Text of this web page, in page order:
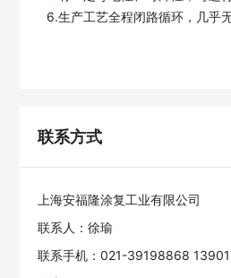
6.生产工艺全程闭路循环，几乎
联系方式
上海安福隆涂复工业有限公司
联系人：徐瑜
联系手机：021-39198868